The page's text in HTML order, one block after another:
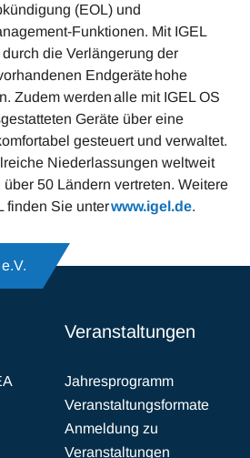
(EOL) und
Funktionen. Mit IGEL
die Verlängerung der
Endgeräte hohe
Zudem werden alle mit IGEL OS
Geräte über eine
gesteuert und verwaltet.
Niederlassungen weltweit
50 Ländern vertreten. Weitere
finden Sie unterwww.igel.de.
Veranstaltungen
Jahresprogramm
Veranstaltungsformate
Anmeldung zu
Veranstaltungen